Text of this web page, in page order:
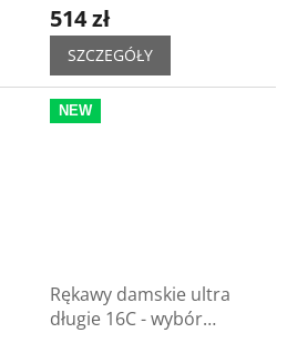
514 zł
SZCZEGÓŁY
NEW
Rękawy damskie ultra
długie 16C - wybór